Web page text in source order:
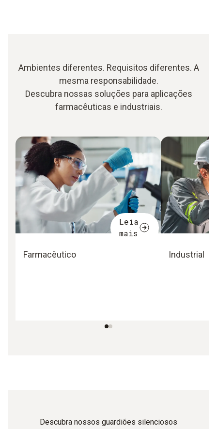
Ambientes diferentes. Requisitos diferentes. A
mesma responsabilidade.
Descubra nossas soluções para aplicações
farmacêuticas e industriais.
Leia
mais
Farmacêutico Industrial
Descubra nossos guardiões silenciosos